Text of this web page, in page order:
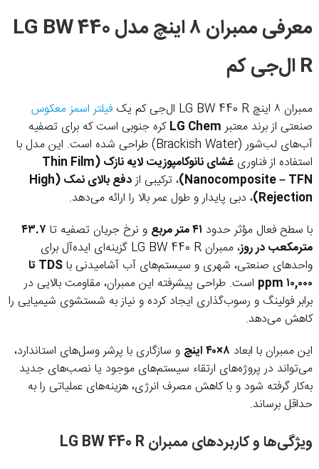
معرفی ممبران ۸ اینچ مدل LG BW 440
R ال‌جی کم
ممبران ۸ اینچ LG BW 440 R ال‌جی کم یک
فیلتر اسمز معکوس
صنعتی از برند معتبرLG Chemکره جنوبی است که برای تصفیه
آب‌های لب‌شور (Brackish Water) طراحی شده است. این مدل با
استفاده از فناوری
غشای نانوکامپوزیت لایه نازک (Thin Film
Nanocomposite – TFN) ، ترکیبی از
دفع بالای نمک (High
Rejection) ، دبی پایدار و طول عمر بالا را ارائه می‌دهد.
با سطح فعال مؤثر حدود ۴۱ متر مربع و نرخ جریان تصفیه تا ۴۳.۷
مترمکعب در روز
، ممبران LG BW 440 R گزینه‌ای ایده‌آل برای
واحدهای صنعتی، شهری و سیستم‌های آب آشامیدنی با
TDS تا
۱۰,۰۰۰ ppm
است. طراحی پیشرفته این ممبران، مقاومت بالایی در
برابر فولینگ و رسوب‌گذاری ایجاد کرده و نیاز به شستشوی شیمیایی را
کاهش می‌دهد.
این ممبران با ابعاد ۸×۴۰ اینچ
و سازگاری با پرشر وسل‌های استاندارد،
می‌تواند در پروژه‌های ارتقاء سیستم‌های موجود یا نصب‌های جدید
به‌کار گرفته شود و با کاهش مصرف انرژی، هزینه‌های عملیاتی را به
حداقل برساند.
ویژگی‌ها و کاربردهای ممبران LG BW 440 R